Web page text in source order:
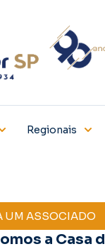
Regionais
UM ASSOCIADO
a Casa